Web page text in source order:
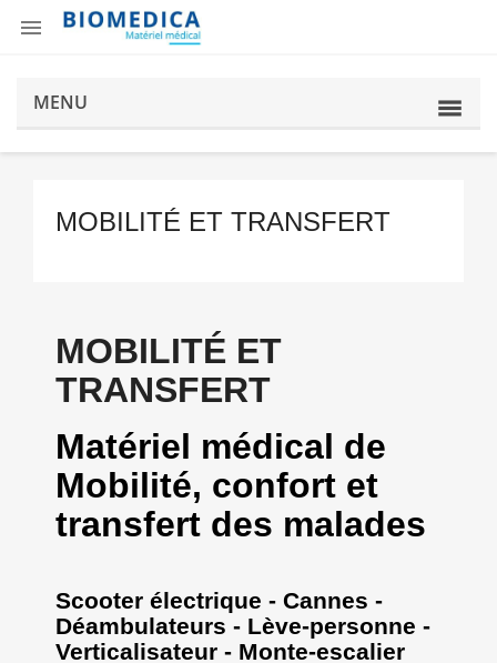

MENU
MOBILITÉ ET TRANSFERT
MOBILITÉ ET
TRANSFERT
Matériel médical de
Mobilité, confort et
transfert des malades
Scooter électrique - Cannes -
Déambulateurs - Lève-personne -
Verticalisateur - Monte-escalier